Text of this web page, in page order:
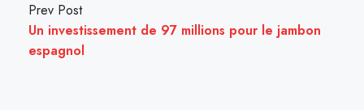
Prev Post
Un investissement de 97 millions pour le jambon
espagnol